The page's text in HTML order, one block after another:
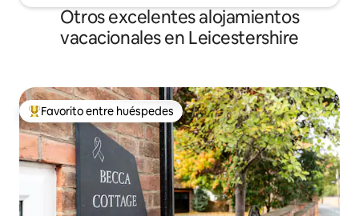
Otros excelentes alojamientos
vacacionales en Leicestershire
De los mejores en Favorito entre huéspedes
Favorito entre huéspedes